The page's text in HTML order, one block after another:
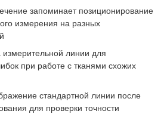
запоминает позиционирование
измерения на разных
измерительной линии для
при работе с тканями схожих
стандартной линии после
для проверки точности